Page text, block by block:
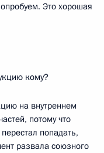
Это хорошая
кому?
на внутреннем
потому что
попадать,
развала союзного